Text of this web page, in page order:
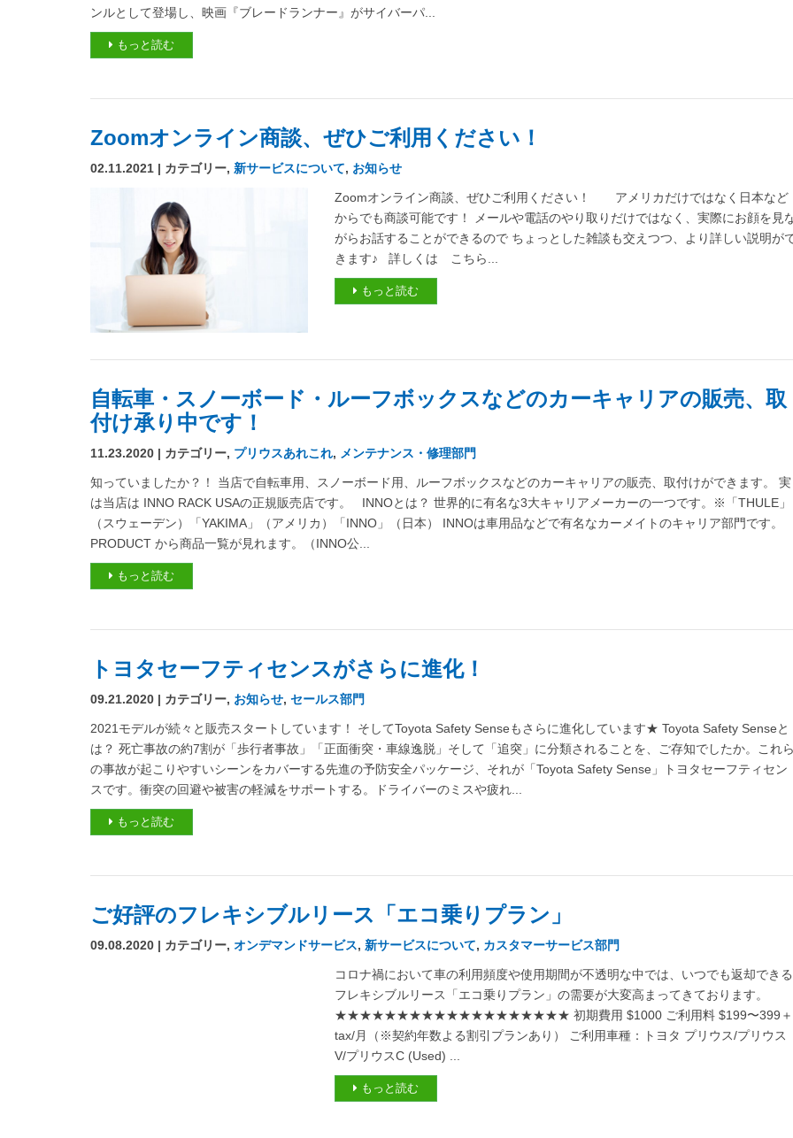
ンルとして登場し、映画『ブレードランナー』がサイバーパ...
もっと読む
Zoomオンライン商談、ぜひご利用ください！
02.11.2021 | カテゴリー, 新サービスについて, お知らせ
Zoomオンライン商談、ぜひご利用ください！ アメリカだけではなく日本など
からでも商談可能です！ メールや電話のやり取りだけではなく、実際にお顔を見
がらお話することができるので ちょっとした雑談も交えつつ、より詳しい説明が
きます♪ 詳しくは こちら...
もっと読む
自転車・スノーボード・ルーフボックスなどのカーキャリアの販売、取
付け承り中です！
11.23.2020 | カテゴリー, プリウスあれこれ, メンテナンス・修理部門
知っていましたか？！ 当店で自転車用、スノーボード用、ルーフボックスなどのカーキャリアの販売、取付けができます。 実
は当店は INNO RACK USAの正規販売店です。 INNOとは？ 世界的に有名な3大キャリアメーカーの一つです。※「THULE」
（スウェーデン）「YAKIMA」（アメリカ）「INNO」（日本） INNOは車用品などで有名なカーメイトのキャリア部門です。
PRODUCT から商品一覧が見れます。（INNO公...
もっと読む
トヨタセーフティセンスがさらに進化！
09.21.2020 | カテゴリー, お知らせ, セールス部門
2021モデルが続々と販売スタートしています！ そしてToyota Safety Senseもさらに進化しています★ Toyota Safety Senseと
は？ 死亡事故の約7割が「歩行者事故」「正面衝突・車線逸脱」そして「追突」に分類されることを、ご存知でしたか。これ
の事故が起こりやすいシーンをカバーする先進の予防安全パッケージ、それが「Toyota Safety Sense」トヨタセーフティセン
スです。衝突の回避や被害の軽減をサポートする。ドライバーのミスや疲れ...
もっと読む
ご好評のフレキシブルリース「エコ乗りプラン」
09.08.2020 | カテゴリー, オンデマンドサービス, 新サービスについて, カスタマーサービス部門
コロナ禍において車の利用頻度や使用期間が不透明な中では、いつでも返却できる
フレキシブルリース「エコ乗りプラン」の需要が大変高まってきております。
★★★★★★★★★★★★★★★★★★★ 初期費用 $1000 ご利用料 $199〜399＋
tax/月（※契約年数よる割引プランあり） ご利用車種：トヨタ プリウス/プリウス
V/プリウスC (Used) ...
もっと読む